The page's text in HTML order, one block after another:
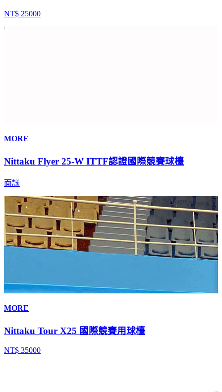
NT$ 25000
MORE
Nittaku Flyer 25-W ITTF認證國際競賽球檯
面議
MORE
Nittaku Tour X25 國際競賽用球檯
NT$ 35000